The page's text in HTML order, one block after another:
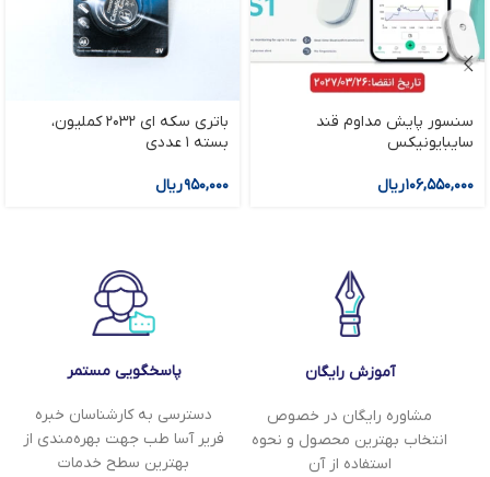
سنسور پایش مداوم قند
سایبایونیکس
۱۰۶,۵۵۰,۰۰۰ریال
باتری سکه‏ ای ۲۰۳۲ کملیون،
بسته ۱ عددی
۹۵۰,۰۰۰ریال
آموزش رایگان
مشاوره رایگان در خصوص
انتخاب بهترین محصول و نحوه
استفاده از آن
پاسخگویی مستمر
دسترسی به کارشناسان خبره
فریر آسا طب جهت بهره‌مندی از
بهترین سطح خدمات